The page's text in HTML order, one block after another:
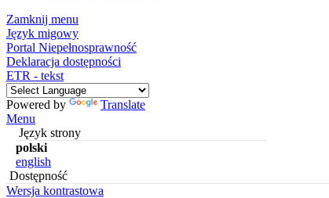
Zamknij menu
Język migowy
Portal Niepełnosprawność
Deklaracja dostępności
ETR - tekst
Powered by
Translate
Menu
Język strony
polski
english
Dostępność
Wersja kontrastowa